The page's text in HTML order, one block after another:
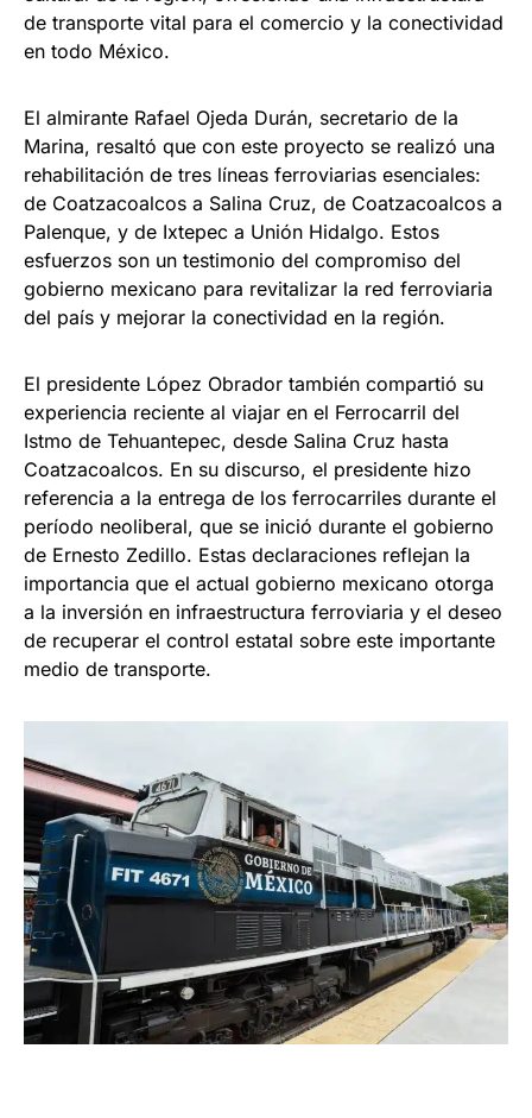
de transporte vital para el comercio y la conectividad
en todo México.
El almirante Rafael Ojeda Durán, secretario de la
Marina, resaltó que con este proyecto se realizó una
rehabilitación de tres líneas ferroviarias esenciales:
de Coatzacoalcos a Salina Cruz, de Coatzacoalcos a
Palenque, y de Ixtepec a Unión Hidalgo. Estos
esfuerzos son un testimonio del compromiso del
gobierno mexicano para revitalizar la red ferroviaria
del país y mejorar la conectividad en la región.
El presidente López Obrador también compartió su
experiencia reciente al viajar en el Ferrocarril del
Istmo de Tehuantepec, desde Salina Cruz hasta
Coatzacoalcos. En su discurso, el presidente hizo
referencia a la entrega de los ferrocarriles durante el
período neoliberal, que se inició durante el gobierno
de Ernesto Zedillo. Estas declaraciones reflejan la
importancia que el actual gobierno mexicano otorga
a la inversión en infraestructura ferroviaria y el deseo
de recuperar el control estatal sobre este importante
medio de transporte.